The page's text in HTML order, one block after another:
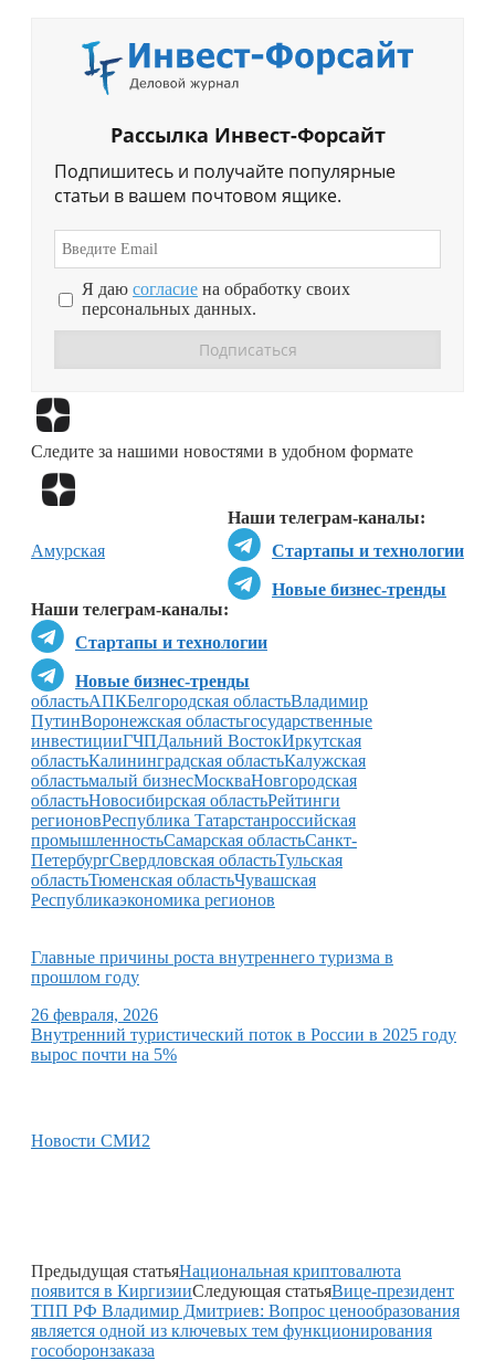
Рассылка Инвест-Форсайт
Подпишитесь и получайте популярные
статьи в вашем почтовом ящике.
Я даю согласие на обработку своих
персональных данных.
Следите за нашими новостями в удобном формате
Наши телеграм-каналы:
Стартапы и технологии
Новые бизнес-тренды
Наши телеграм-каналы:
Стартапы и технологии
Новые бизнес-тренды
Амурская
областьАПКБелгородcкая областьВладимир
ПутинВоронежская областьгосударственные
инвестицииГЧПДальний ВостокИркутская
областьКалининградская областьКалужская
областьмалый бизнесМоскваНовгородская
областьНовосибирская областьРейтинги
регионовРеспублика Татарстанроссийская
промышленностьСамарская областьСанкт-
ПетербургСвердловская областьТульская
областьТюменская областьЧувашская
Республикаэкономика регионов
Главные причины роста внутреннего туризма в
прошлом году
26 февраля, 2026
Внутренний туристический поток в России в 2025 году
вырос почти на 5%
Новости СМИ2
Предыдущая статьяНациональная криптовалюта
появится в КиргизииСледующая статьяВице-президент
ТПП РФ Владимир Дмитриев: Вопрос ценообразования
является одной из ключевых тем функционирования
гособоронзаказа